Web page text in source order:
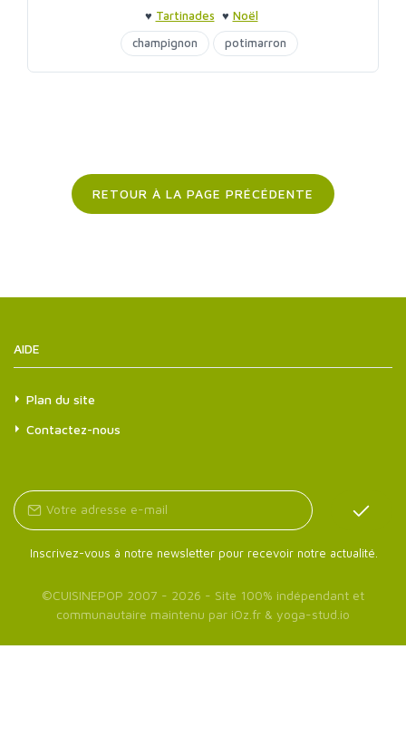
♥ Tartinades ♥ Noël
champignon
potimarron
RETOUR À LA PAGE PRÉCÉDENTE
AIDE
Plan du site
Contactez-nous
Inscrivez-vous à notre newsletter pour recevoir notre actualité.
©CUISINEPOP 2007 - 2026 - Site 100% indépendant et
communautaire maintenu par iOz.fr & yoga-stud.io